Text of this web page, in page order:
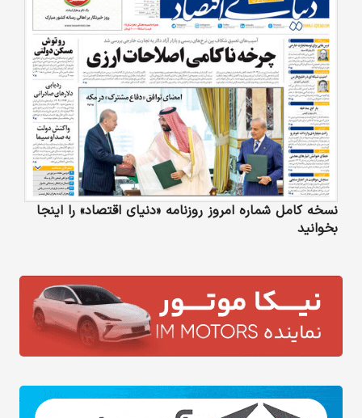
نسخه کامل شماره امروز روزنامه «دنیای‌ اقتصاد» را اینجا
بخوانید